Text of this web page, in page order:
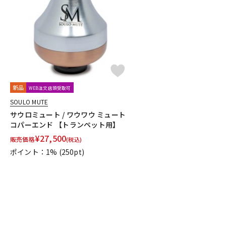
DJ機器
中古
新品 WEB注文店頭受取可
SOULO MUTE
サウロミュート / ワウワウ ミュート
コパーエンド 【トランペット用】
販売価格¥27,500(税込)
ポイント：1% (250pt)